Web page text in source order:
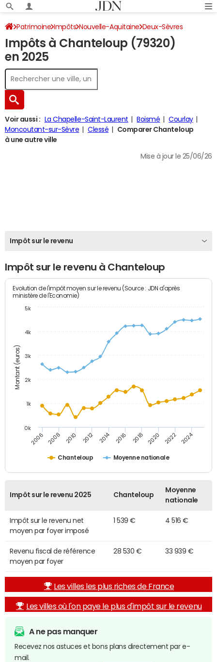
Patrimoine Impôts Nouvelle-Aquitaine Deux-Sèvres
Chanteloup Impôt sur le revenu
Impôts à Chanteloup (79320)
en 2025
Voir aussi : La Chapelle-Saint-Laurent Boismé
Courlay
Moncoutant-sur-Sèvre
Clessé
Comparer Chanteloup
à une autre ville
Mise à jour le 25/06/26
Impôt sur le revenu
Impôt sur le revenu à Chanteloup
Montant (euros)
Evolution de l'impôt moyen sur le revenu (Source : JDN d'après
ministère de l'Economie)
Chanteloup Moyenne nationale
2006 2008 2010 2012 2014 2016 2018 2020 2022 2024
0k
1k
2k
3k
4k
5k
Impôt sur le revenu 2025 Chanteloup
Moyenne
nationale
Impôt sur le revenu net
moyen par foyer imposé
1 539 € 4 516 €
Revenu fiscal de référence
moyen par foyer
28 530 € 33 939 €
Les villes les plus riches de France
Les villes où l'on paye le plus d'impôt sur le revenu
A ne pas manquer
Recevez nos astuces et bons plans directement par e-
mail.